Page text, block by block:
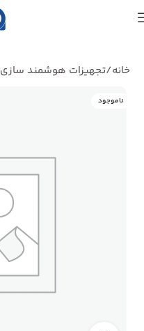
خانه تجهیزات هوشمند سازی
ناموجود